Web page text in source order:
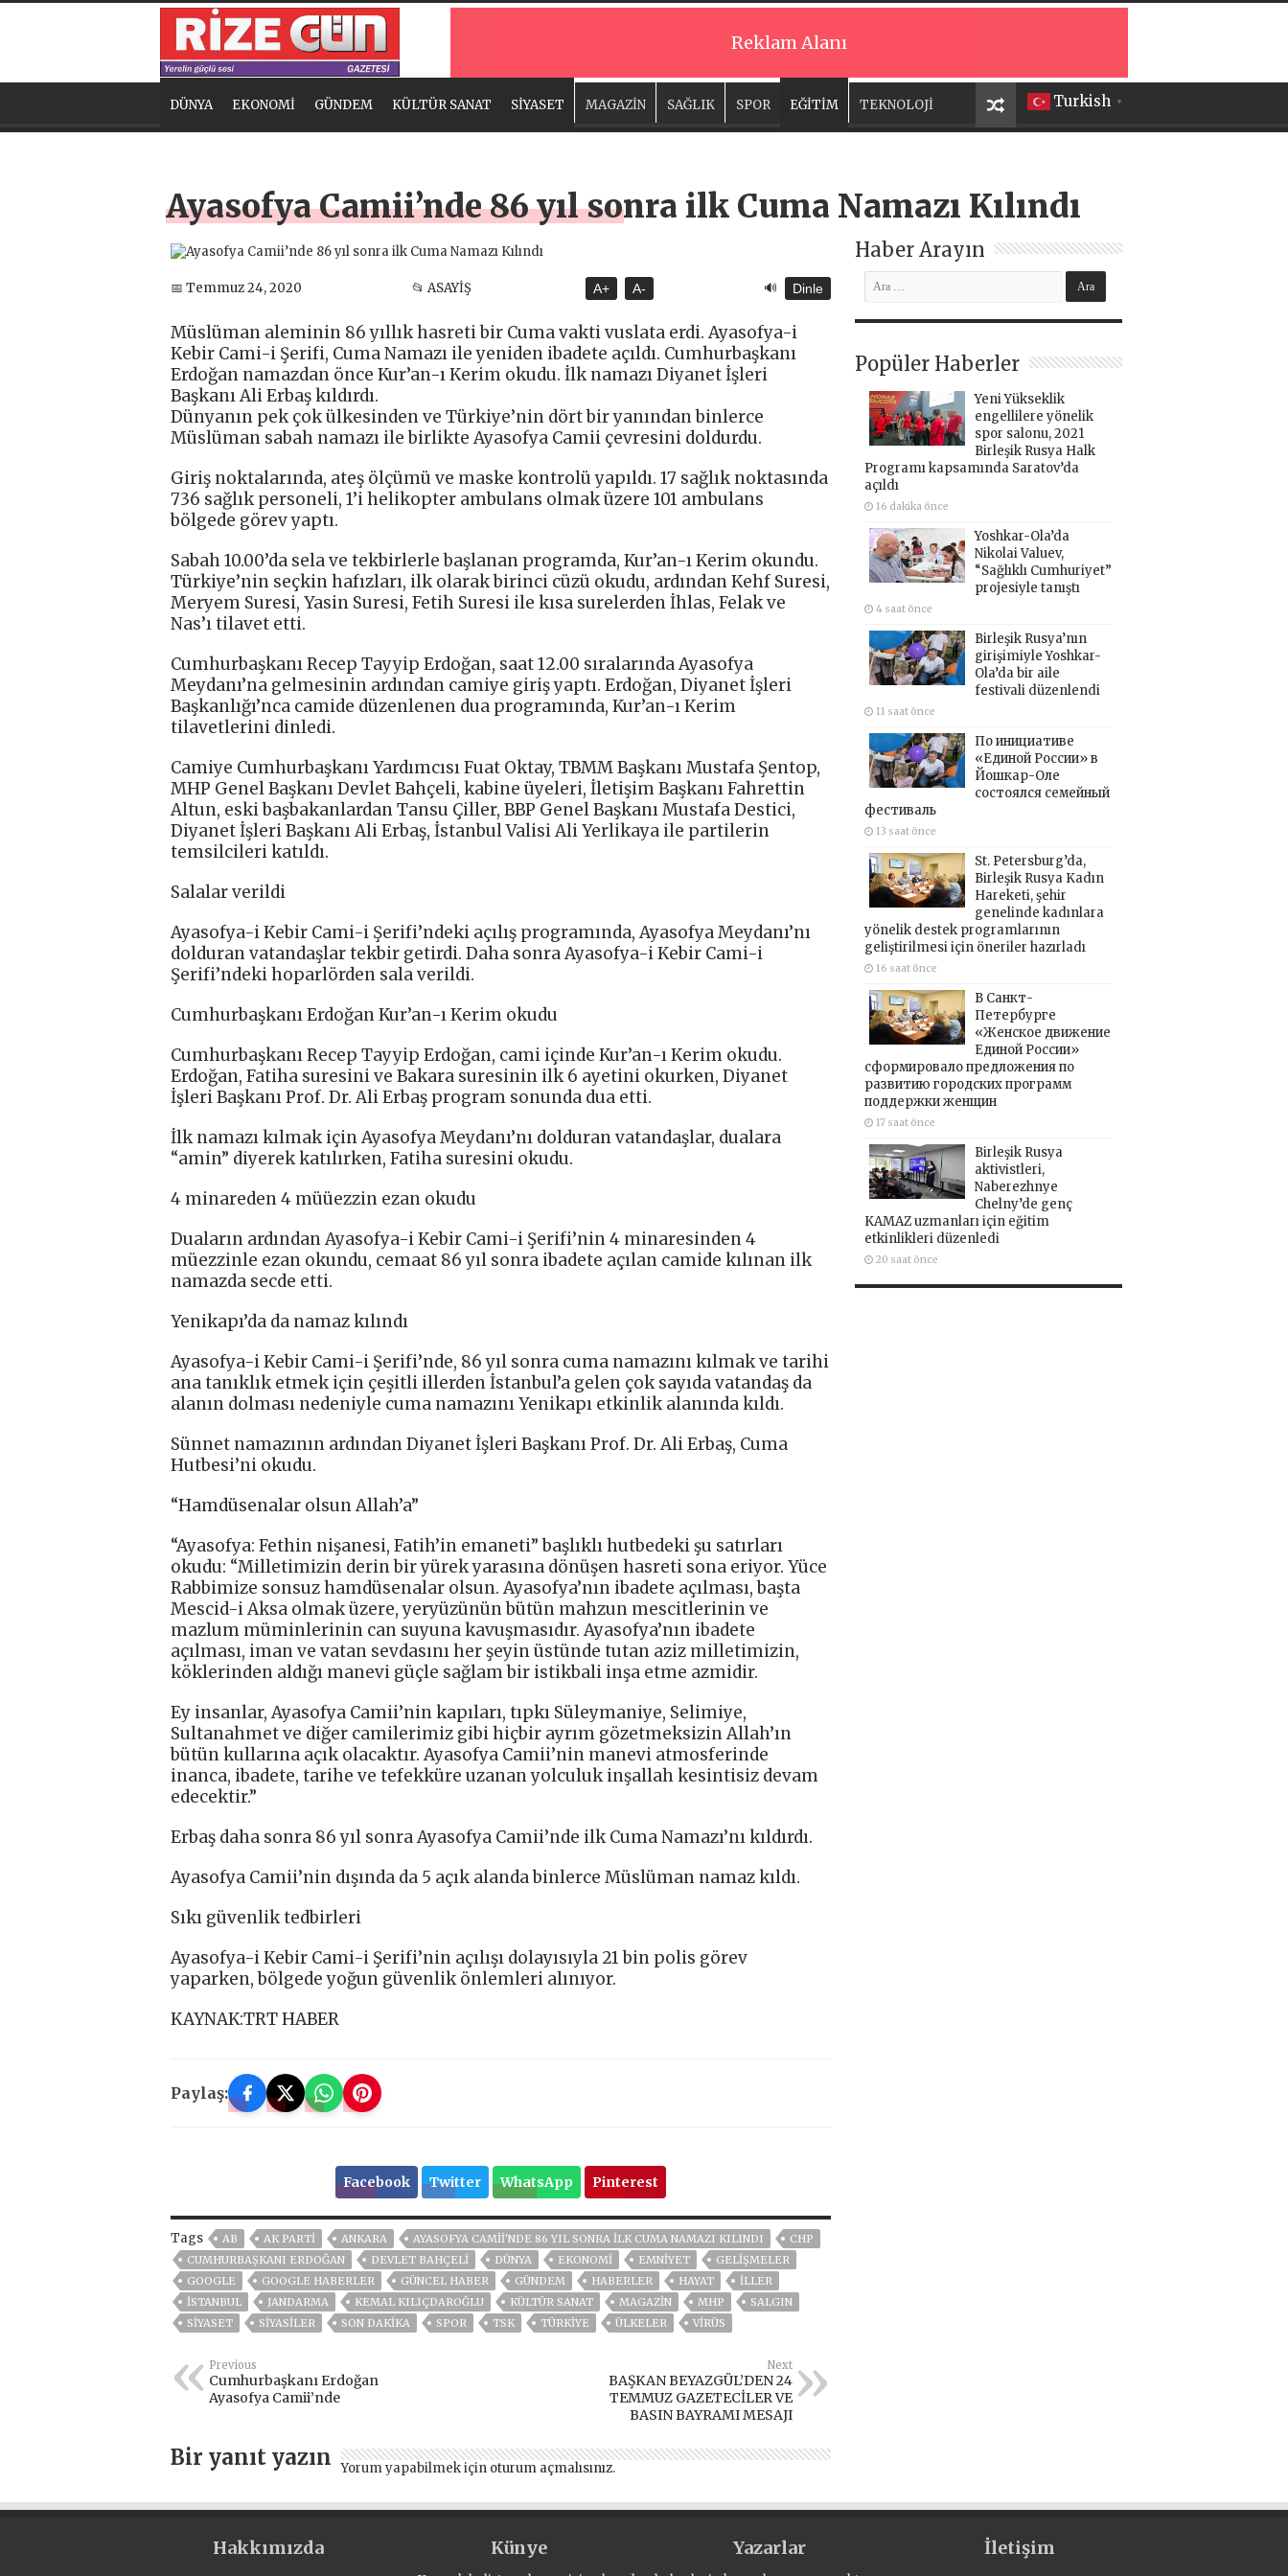
Reklam Alanı
Turkish ▼
DÜNYA EKONOMİ GÜNDEM KÜLTÜR SANAT SİYASET MAGAZİN SAĞLIK SPOR EĞİTİM TEKNOLOJİ
Ayasofya Camii’nde 86 yıl sonra ilk Cuma Namazı Kılındı
📅 Temmuz 24, 2020 📂 ASAYİŞ A+ A- 🔊 Dinle
Müslüman aleminin 86 yıllık hasreti bir Cuma vakti vuslata erdi. Ayasofya-i
Kebir Cami-i Şerifi, Cuma Namazı ile yeniden ibadete açıldı. Cumhurbaşkanı
Erdoğan namazdan önce Kur’an-ı Kerim okudu. İlk namazı Diyanet İşleri
Başkanı Ali Erbaş kıldırdı.
Dünyanın pek çok ülkesinden ve Türkiye’nin dört bir yanından binlerce
Müslüman sabah namazı ile birlikte Ayasofya Camii çevresini doldurdu.
Giriş noktalarında, ateş ölçümü ve maske kontrolü yapıldı. 17 sağlık noktasında
736 sağlık personeli, 1’i helikopter ambulans olmak üzere 101 ambulans
bölgede görev yaptı.
Sabah 10.00’da sela ve tekbirlerle başlanan programda, Kur’an-ı Kerim okundu.
Türkiye’nin seçkin hafızları, ilk olarak birinci cüzü okudu, ardından Kehf Suresi,
Meryem Suresi, Yasin Suresi, Fetih Suresi ile kısa surelerden İhlas, Felak ve
Nas’ı tilavet etti.
Cumhurbaşkanı Recep Tayyip Erdoğan, saat 12.00 sıralarında Ayasofya
Meydanı’na gelmesinin ardından camiye giriş yaptı. Erdoğan, Diyanet İşleri
Başkanlığı’nca camide düzenlenen dua programında, Kur’an-ı Kerim
tilavetlerini dinledi.
Camiye Cumhurbaşkanı Yardımcısı Fuat Oktay, TBMM Başkanı Mustafa Şentop,
MHP Genel Başkanı Devlet Bahçeli, kabine üyeleri, İletişim Başkanı Fahrettin
Altun, eski başbakanlardan Tansu Çiller, BBP Genel Başkanı Mustafa Destici,
Diyanet İşleri Başkanı Ali Erbaş, İstanbul Valisi Ali Yerlikaya ile partilerin
temsilcileri katıldı.
Salalar verildi
Ayasofya-i Kebir Cami-i Şerifi’ndeki açılış programında, Ayasofya Meydanı’nı
dolduran vatandaşlar tekbir getirdi. Daha sonra Ayasofya-i Kebir Cami-i
Şerifi’ndeki hoparlörden sala verildi.
Cumhurbaşkanı Erdoğan Kur’an-ı Kerim okudu
Cumhurbaşkanı Recep Tayyip Erdoğan, cami içinde Kur’an-ı Kerim okudu.
Erdoğan, Fatiha suresini ve Bakara suresinin ilk 6 ayetini okurken, Diyanet
İşleri Başkanı Prof. Dr. Ali Erbaş program sonunda dua etti.
İlk namazı kılmak için Ayasofya Meydanı’nı dolduran vatandaşlar, dualara
“amin” diyerek katılırken, Fatiha suresini okudu.
4 minareden 4 müüezzin ezan okudu
Duaların ardından Ayasofya-i Kebir Cami-i Şerifi’nin 4 minaresinden 4
müezzinle ezan okundu, cemaat 86 yıl sonra ibadete açılan camide kılınan ilk
namazda secde etti.
Yenikapı’da da namaz kılındı
Ayasofya-i Kebir Cami-i Şerifi’nde, 86 yıl sonra cuma namazını kılmak ve tarihi
ana tanıklık etmek için çeşitli illerden İstanbul’a gelen çok sayıda vatandaş da
alanın dolması nedeniyle cuma namazını Yenikapı etkinlik alanında kıldı.
Sünnet namazının ardından Diyanet İşleri Başkanı Prof. Dr. Ali Erbaş, Cuma
Hutbesi’ni okudu.
“Hamdüsenalar olsun Allah’a”
“Ayasofya: Fethin nişanesi, Fatih’in emaneti” başlıklı hutbedeki şu satırları
okudu: “Milletimizin derin bir yürek yarasına dönüşen hasreti sona eriyor. Yüce
Rabbimize sonsuz hamdüsenalar olsun. Ayasofya’nın ibadete açılması, başta
Mescid-i Aksa olmak üzere, yeryüzünün bütün mahzun mescitlerinin ve
mazlum müminlerinin can suyuna kavuşmasıdır. Ayasofya’nın ibadete
açılması, iman ve vatan sevdasını her şeyin üstünde tutan aziz milletimizin,
köklerinden aldığı manevi güçle sağlam bir istikbali inşa etme azmidir.
Ey insanlar, Ayasofya Camii’nin kapıları, tıpkı Süleymaniye, Selimiye,
Sultanahmet ve diğer camilerimiz gibi hiçbir ayrım gözetmeksizin Allah’ın
bütün kullarına açık olacaktır. Ayasofya Camii’nin manevi atmosferinde
inanca, ibadete, tarihe ve tefekküre uzanan yolculuk inşallah kesintisiz devam
edecektir.”
Erbaş daha sonra 86 yıl sonra Ayasofya Camii’nde ilk Cuma Namazı’nı kıldırdı.
Ayasofya Camii’nin dışında da 5 açık alanda binlerce Müslüman namaz kıldı.
Sıkı güvenlik tedbirleri
Ayasofya-i Kebir Cami-i Şerifi’nin açılışı dolayısıyla 21 bin polis görev
yaparken, bölgede yoğun güvenlik önlemleri alınıyor.
KAYNAK:TRT HABER
Paylaş:
Facebook Twitter WhatsApp Pinterest
Tags AB AK PARTİ ANKARA AYASOFYA CAMII'NDE 86 YIL SONRA ILK CUMA NAMAZI KILINDI
CHP
CUMHURBAŞKANI ERDOĞAN
DEVLET BAHÇELİ DÜNYA EKONOMİ EMNİYET
GELIŞMELER
GOOGLE
GOOGLE HABERLER GÜNCEL HABER GÜNDEM HABERLER HAYAT
İLLER
ISTANBUL
JANDARMA KEMAL KILIÇDAROĞLU KÜLTÜR SANAT MAGAZİN MHP
SALGIN
SİYASET
SİYASİLER SON DAKIKA SPOR TSK TÜRKİYE ÜLKELER VIRÜS
Previous
Cumhurbaşkanı Erdoğan
Ayasofya Camii’nde
Next
BAŞKAN BEYAZGÜL’DEN 24
TEMMUZ GAZETECİLER VE
BASIN BAYRAMI MESAJI
Bir yanıt yazın Yorum yapabilmek için oturum açmalısınız.
Haber Arayın
Popüler Haberler
Yeni Yükseklik
engellilere yönelik
spor salonu, 2021
Birleşik Rusya Halk
Programı kapsamında Saratov’da
açıldı
16 dakika önce
Yoshkar-Ola’da
Nikolai Valuev,
“Sağlıklı Cumhuriyet”
projesiyle tanıştı
4 saat önce
Birleşik Rusya’nın
girişimiyle Yoshkar-
Ola’da bir aile
festivali düzenlendi
11 saat önce
По инициативе
«Единой России» в
Йошкар-Оле
состоялся семейный
фестиваль
13 saat önce
St. Petersburg’da,
Birleşik Rusya Kadın
Hareketi, şehir
genelinde kadınlara
yönelik destek programlarının
geliştirilmesi için öneriler hazırladı
16 saat önce
В Санкт-
Петербурге
«Женское движение
Единой России»
сформировало предложения по
развитию городских программ
поддержки женщин
17 saat önce
Birleşik Rusya
aktivistleri,
Naberezhnye
Chelny’de genç
KAMAZ uzmanları için eğitim
etkinlikleri düzenledi
20 saat önce
Hakkımızda Künye Yazarlar İletişim